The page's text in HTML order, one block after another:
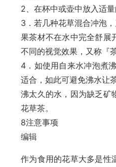
2、在杯中或壶中放入适
3．若几种花草混合冲泡
果茶材不在水中完全舒展
不同的视觉效果，又称『
4．如使用自来水冲泡煮
适合，如此可避免沸水让
沸太久的水，因为缺乏矿
花草茶。
8注意事项
编辑
作为食用的花草大多是性